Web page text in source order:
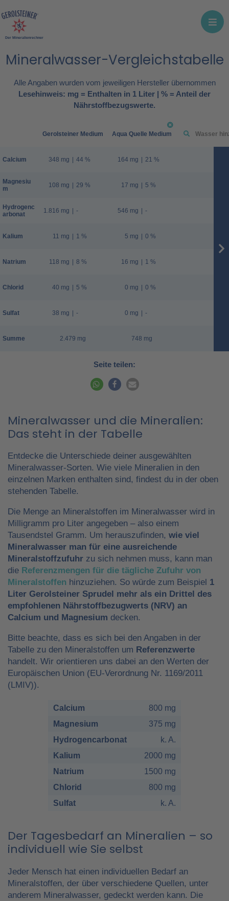
Der Mineralienrechner
Mineralwasser-Vergleichstabelle
Alle Angaben wurden vom jeweiligen Hersteller übernommen
Lesehinweis: mg = Enthalten in 1 Liter | % = Anteil der
Nährstoffbezugswerte.
Calcium
Magnesiu
m
Hydrogenc
arbonat
Kalium
Natrium
Chlorid
Sulfat
Summe
Gerolsteiner Medium
348 mg | 44 %
108 mg | 29 %
1.816 mg | -
11 mg | 1 %
118 mg | 8 %
40 mg | 5 %
38 mg | -
2.479 mg
Aqua Quelle Medium
164 mg | 21 %
17 mg | 5 %
546 mg | -
5 mg | 0 %
16 mg | 1 %
0 mg | 0 %
0 mg | -
748 mg
Seite teilen:
Mineralwasser und die Mineralien:
Das steht in der Tabelle
Entdecke die Unterschiede deiner ausgewählten
Mineralwasser-Sorten. Wie viele Mineralien in den
einzelnen Marken enthalten sind, findest du in der oben
stehenden Tabelle.
Die Menge an Mineralstoffen im Mineralwasser wird in
Milligramm pro Liter angegeben – also einem
Tausendstel Gramm. Um herauszufinden, wie viel
Mineralwasser man für eine ausreichende
Mineralstoffzufuhr zu sich nehmen muss, kann man
die Referenzmengen für die tägliche Zufuhr von
Mineralstoffen hinzuziehen. So würde zum Beispiel 1
Liter Gerolsteiner Sprudel mehr als ein Drittel des
empfohlenen Nährstoffbezugwerts (NRV) an
Calcium und Magnesium decken.
Bitte beachte, dass es sich bei den Angaben in der
Tabelle zu den Mineralstoffen um Referenzwerte
handelt. Wir orientieren uns dabei an den Werten der
Europäischen Union (EU-Verordnung Nr. 1169/2011
(LMIV)).
Calcium
800 mg
Magnesium
375 mg
Hydrogencarbonat
k. A.
Kalium
2000 mg
Natrium
1500 mg
Chlorid
800 mg
Sulfat
k. A.
Der Tagesbedarf an Mineralien – so
individuell wie Sie selbst
Jeder Mensch hat einen individuellen Bedarf an
Mineralstoffen, der über verschiedene Quellen, unter
anderem Mineralwasser, gedeckt werden kann. Die